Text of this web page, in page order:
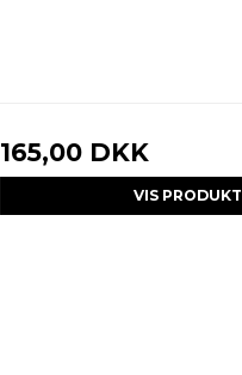
165,00 DKK
VIS PRODUKT